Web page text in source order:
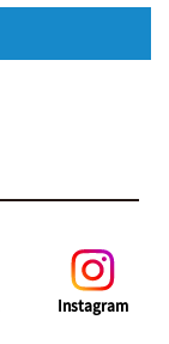
Instagram